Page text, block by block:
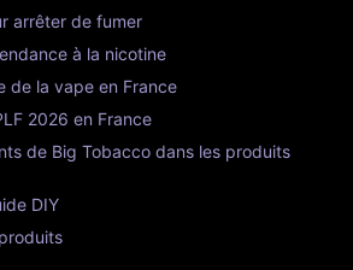
arrêter de fumer
à la nicotine
de la vape en France
2026 en France
de Big Tobacco dans les produits
DIY